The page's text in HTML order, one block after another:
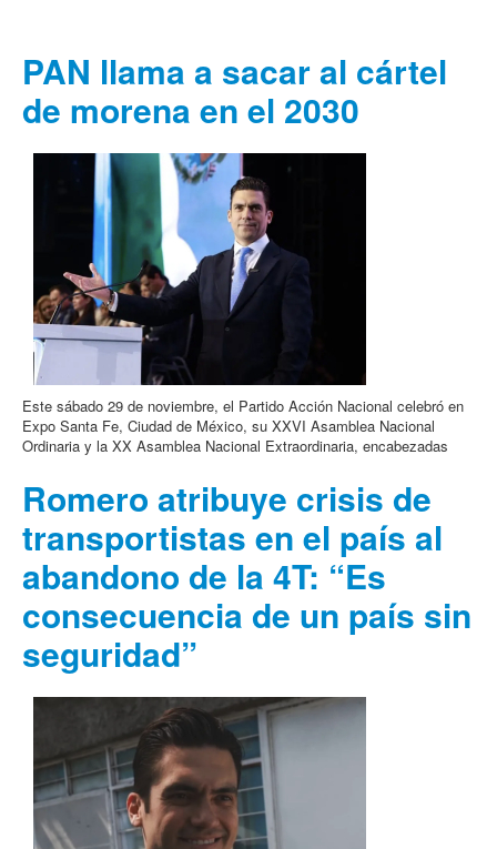
PAN llama a sacar al cártel
de morena en el 2030
Este sábado 29 de noviembre, el Partido Acción Nacional celebró en
Expo Santa Fe, Ciudad de México, su XXVI Asamblea Nacional
Ordinaria y la XX Asamblea Nacional Extraordinaria, encabezadas
Romero atribuye crisis de
transportistas en el país al
abandono de la 4T: “Es
consecuencia de un país sin
seguridad”